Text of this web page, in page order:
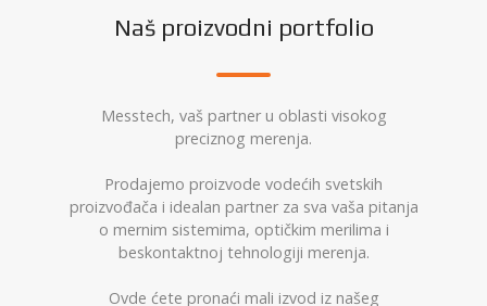
Naš proizvodni portfolio
Messtech, vaš partner u oblasti visokog
preciznog merenja.
Prodajemo proizvode vodećih svetskih
proizvođača i idealan partner za sva vaša pitanja
o mernim sistemima, optičkim merilima i
beskontaktnoj tehnologiji merenja.
Ovde ćete pronaći mali izvod iz našeg